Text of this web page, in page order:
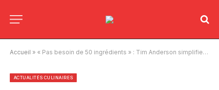
Accueil » « Pas besoin de 50 ingrédients » : Tim Anderson simplifie enfin la cuisine japonaise à la maison
ACTUALITÉS CULINAIRES